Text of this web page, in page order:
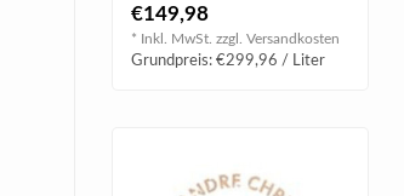
am G..
€149,98
* Inkl. MwSt. zzgl. Versandkosten
Grundpreis: €299,96 / Liter